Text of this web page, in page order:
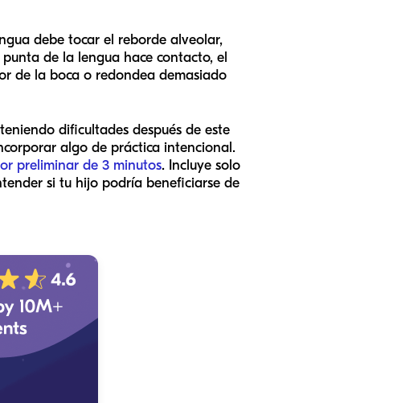
debe tocar el reborde alveolar,
de la lengua hace contacto, el
de la boca o redondea demasiado
dificultades después de este
algo de práctica intencional.
preliminar de 3 minutos. Incluye solo
si tu hijo podría beneficiarse de